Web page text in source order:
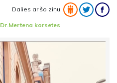
Dalies ar šo ziņu:
Dr.Mertena korsetes